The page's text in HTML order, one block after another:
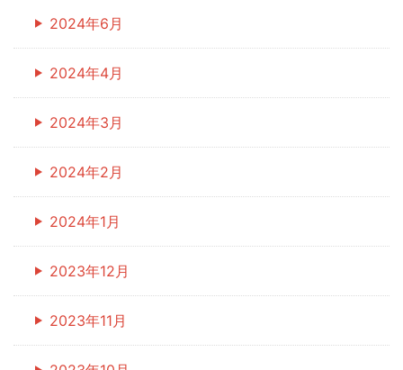
2024年6月
2024年4月
2024年3月
2024年2月
2024年1月
2023年12月
2023年11月